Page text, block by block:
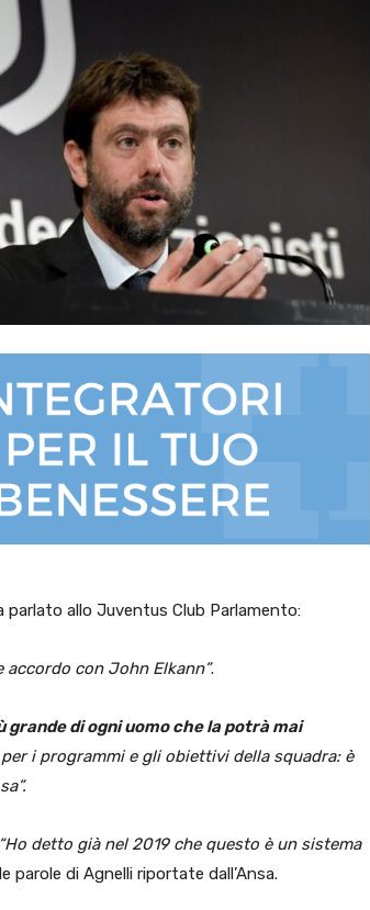
parlato allo Juventus Club Parlamento:
accordo con John Elkann”.
grande di ogni uomo che la potrà mai
i programmi e gli obiettivi della squadra: è
“Ho detto già nel 2019 che questo è un sistema
parole di Agnelli riportate dall’Ansa.